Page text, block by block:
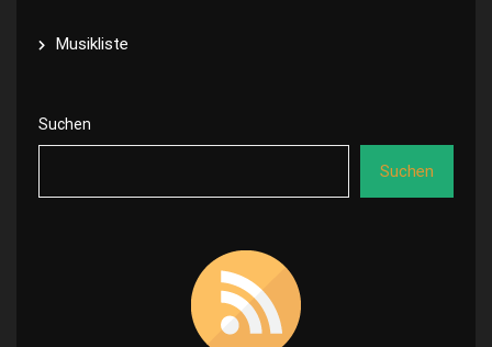
Musikliste
Suchen
Suchen